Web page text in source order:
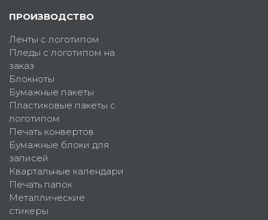
ПРОИЗВОДСТВО
Ленты с логотипом
Пледы с логотипом на
заказ
Блокноты
Бумажные пакеты
Пластиковые пакеты с
логотипом
Печать конвертов
Бумажные блоки для
записей
Квартальные календари
Печать папок
Металлические
стикеры